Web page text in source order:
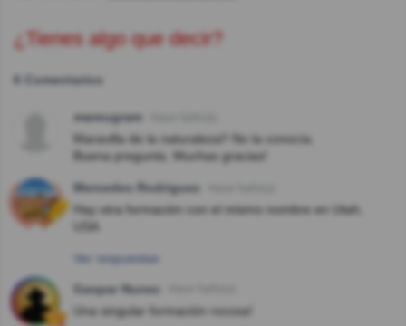
¿Tienes algo que decir?
6 Comentarios
mareugram
Maravilla de la naturaleza!! No la conocía.
Buena pregunta. Muchas gracias!
Mercedes Rodriguez
Hay otra formación con el mismo nombre en Utah,
Ver respuestas
Gaspar Nunez
Una singular formación rocosa!